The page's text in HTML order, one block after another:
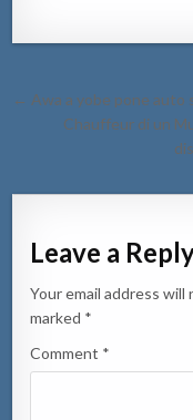
Post
navigation
← Awa a yobe pone auto
Chauffeur di un
Leave a
Your email address
marked *
Comment *